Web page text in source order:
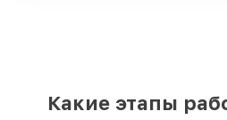
мастер приступает к
сразу
Какие этапы